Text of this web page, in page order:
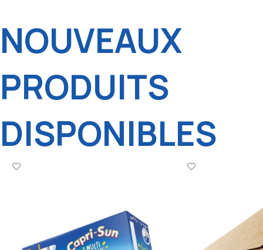
NOUVEAUX
PRODUITS
DISPONIBLES